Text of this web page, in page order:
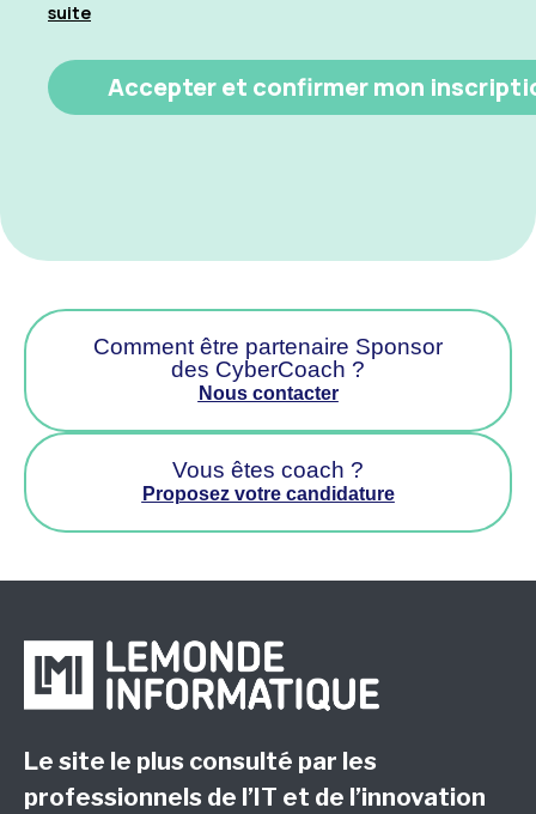
suite
Comment être partenaire Sponsor
des CyberCoach ?
Nous contacter
Vous êtes coach ?
Proposez votre candidature
Le site le plus consulté par les
professionnels de l’IT et de l’innovation